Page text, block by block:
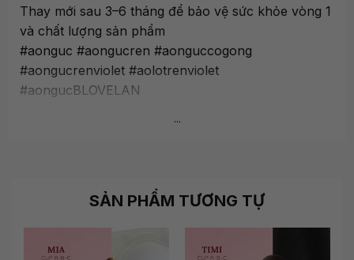
Thay mới sau 3–6 tháng để bảo vệ sức khỏe vòng 1
và chất lượng sản phẩm
#aonguc #aongucren #aonguccogong
#aongucrenviolet #aolotrenviolet
#aongucBLOVELAN
...
SẢN PHẨM TƯƠNG TỰ